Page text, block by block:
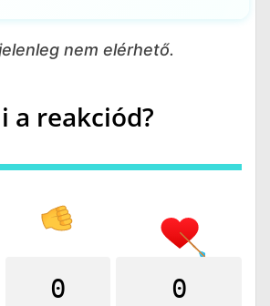
nem elérhető.
a reakciód?
0 0